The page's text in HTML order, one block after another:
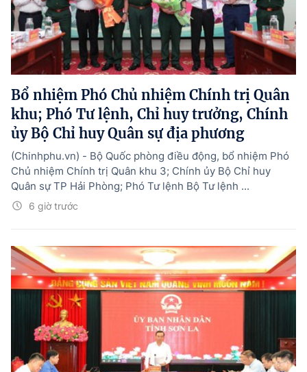
Bổ nhiệm Phó Chủ nhiệm Chính trị Quân
khu; Phó Tư lệnh, Chỉ huy trưởng, Chính
ủy Bộ Chỉ huy Quân sự địa phương
6 giờ trước
(Chinhphu.vn) - Bộ Quốc phòng điều động, bổ nhiệm Phó
Chủ nhiệm Chính trị Quân khu 3; Chính ủy Bộ Chỉ huy
Quân sự TP Hải Phòng; Phó Tư lệnh Bộ Tư lệnh ...